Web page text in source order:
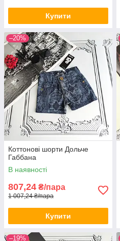
Купити
–20%
Коттонові шорти Дольче
Габбана
В наявності
807,24 ₴/пара
1 007,24 ₴/пара
Купити
–19%